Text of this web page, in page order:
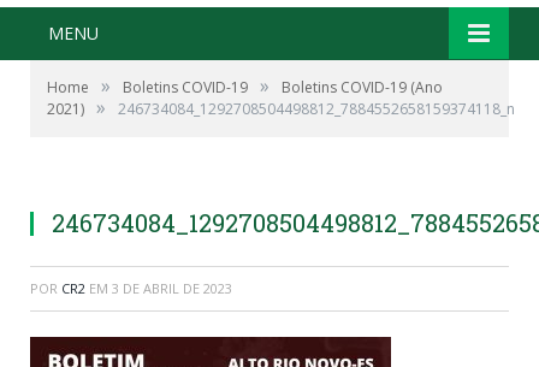
MENU
Home » Boletins COVID-19 »
Boletins COVID-19 (Ano
2021) » 246734084_1292708504498812_7884552658159374118_n
POR CR2 EM 3 DE ABRIL DE 2023